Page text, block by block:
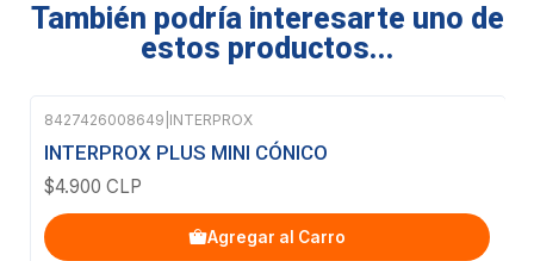
También podría interesarte uno de
estos productos...
8427426008649 INTERPROX
INTERPROX PLUS MINI CÓNICO
$4.900 CLP
Agregar al Carro